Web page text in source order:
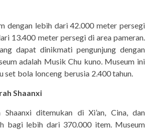
dengan lebih dari 42.000 meter persegi
13.400 meter persegi di area pameran.
dapat dinikmati pengunjung dengan
adalah Musik Chu kuno. Museum ini
set bola lonceng berusia 2.400 tahun.
Shaanxi
Shaanxi ditemukan di Xi’an, Cina, dan
bagi lebih dari 370.000 item. Museum